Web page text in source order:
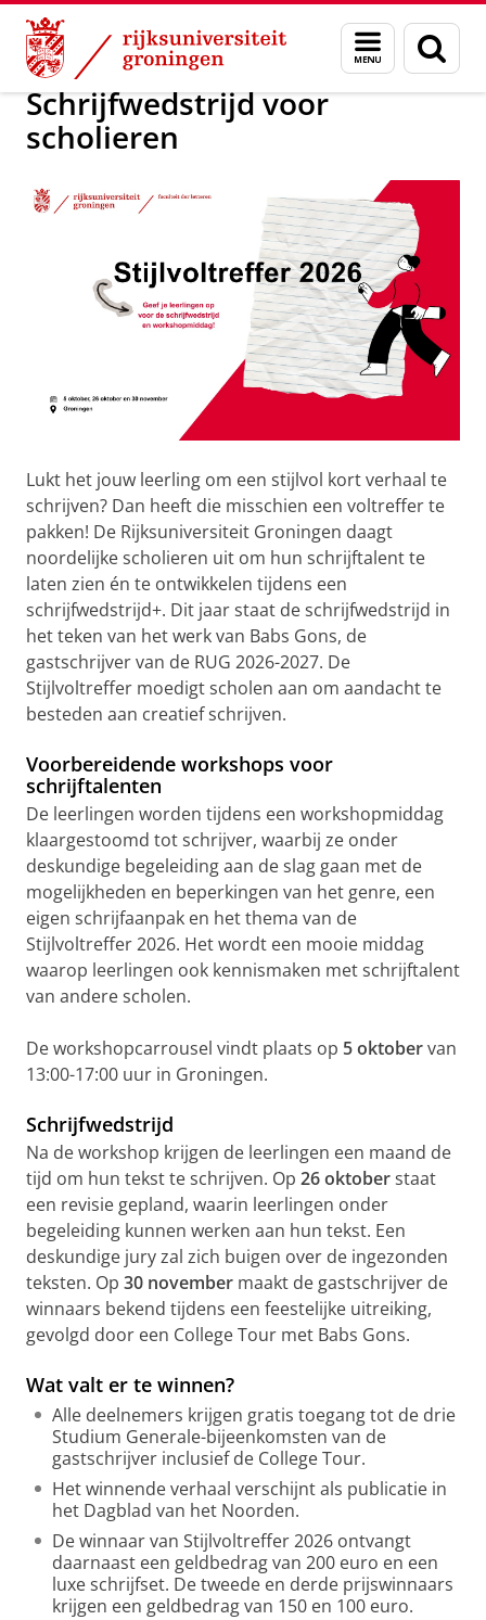
Skip
Content
Skip
Navigation
Menu
en
zoeken
Over ons Profielversterking Nederlands
Schrijfwedstrijd voor
scholieren
Lukt het jouw leerling om een stijlvol kort verhaal te
schrijven? Dan heeft die misschien een voltreffer te
pakken! De Rijksuniversiteit Groningen daagt
noordelijke scholieren uit om hun schrijftalent te
laten zien én te ontwikkelen tijdens een
schrijfwedstrijd+. Dit jaar staat de schrijfwedstrijd in
het teken van het werk van Babs Gons, de
gastschrijver van de RUG 2026-2027. De
Stijlvoltreffer moedigt scholen aan om aandacht te
besteden aan creatief schrijven.
Voorbereidende workshops voor
schrijftalenten
De leerlingen worden tijdens een workshopmiddag
klaargestoomd tot schrijver, waarbij ze onder
deskundige begeleiding aan de slag gaan met de
mogelijkheden en beperkingen van het genre, een
eigen schrijfaanpak en het thema van de
Stijlvoltreffer 2026. Het wordt een mooie middag
waarop leerlingen ook kennismaken met schrijftalent
van andere scholen.
De workshopcarrousel vindt plaats op 5 oktobervan
13:00-17:00 uur in Groningen.
Schrijfwedstrijd
Na de workshop krijgen de leerlingen een maand de
tijd om hun tekst te schrijven. Op 26 oktoberstaat
een revisie gepland, waarin leerlingen onder
begeleiding kunnen werken aan hun tekst. Een
deskundige jury zal zich buigen over de ingezonden
teksten. Op 30 november maakt de gastschrijver de
winnaars bekend tijdens een feestelijke uitreiking,
gevolgd door een College Tour met Babs Gons.
Wat valt er te winnen?
Alle deelnemers krijgen gratis toegang tot de drie
Studium Generale-bijeenkomsten van de
gastschrijver inclusief de College Tour.
Het winnende verhaal verschijnt als publicatie in
het Dagblad van het Noorden.
De winnaar van Stijlvoltreffer 2026 ontvangt
daarnaast een geldbedrag van 200 euro en een
luxe schrijfset. De tweede en derde prijswinnaars
krijgen een geldbedrag van 150 en 100 euro.